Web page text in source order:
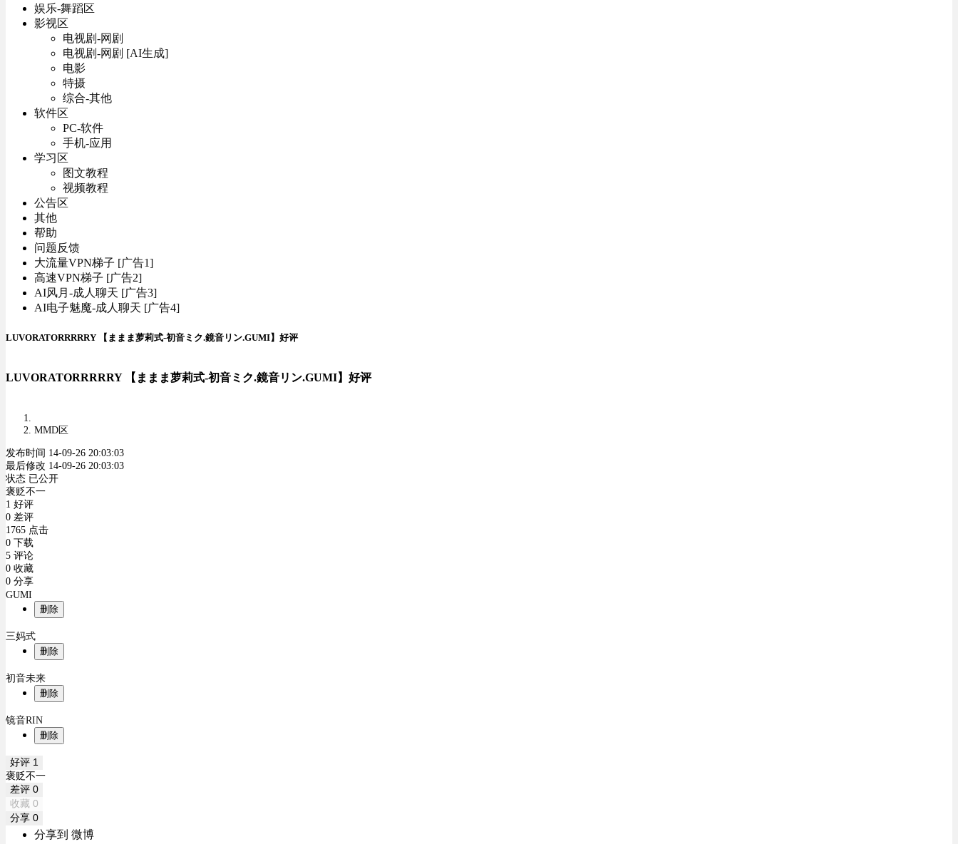
娱乐-舞蹈区
影视区
电视剧-网剧
电视剧-网剧 [AI生成]
电影
特摄
综合-其他
软件区
PC-软件
手机-应用
学习区
图文教程
视频教程
公告区
其他
帮助
问题反馈
大流量VPN梯子 [广告1]
高速VPN梯子 [广告2]
AI风月-成人聊天 [广告3]
AI电子魅魔-成人聊天 [广告4]
LUVORATORRRRRY 【ままま萝莉式-初音ミク.鏡音リン.GUMI】好评
LUVORATORRRRRY 【ままま萝莉式-初音ミク.鏡音リン.GUMI】好评
MMD区
发布时间 14-09-26 20:03:03
最后修改 14-09-26 20:03:03
状态 已公开
褒贬不一
1 好评
0 差评
1765 点击
0 下载
5 评论
0 收藏
0 分享
GUMI
删除
三妈式
删除
初音未来
删除
镜音RIN
删除
好评 1
褒贬不一
差评 0
收藏 0
分享 0
分享到 微博